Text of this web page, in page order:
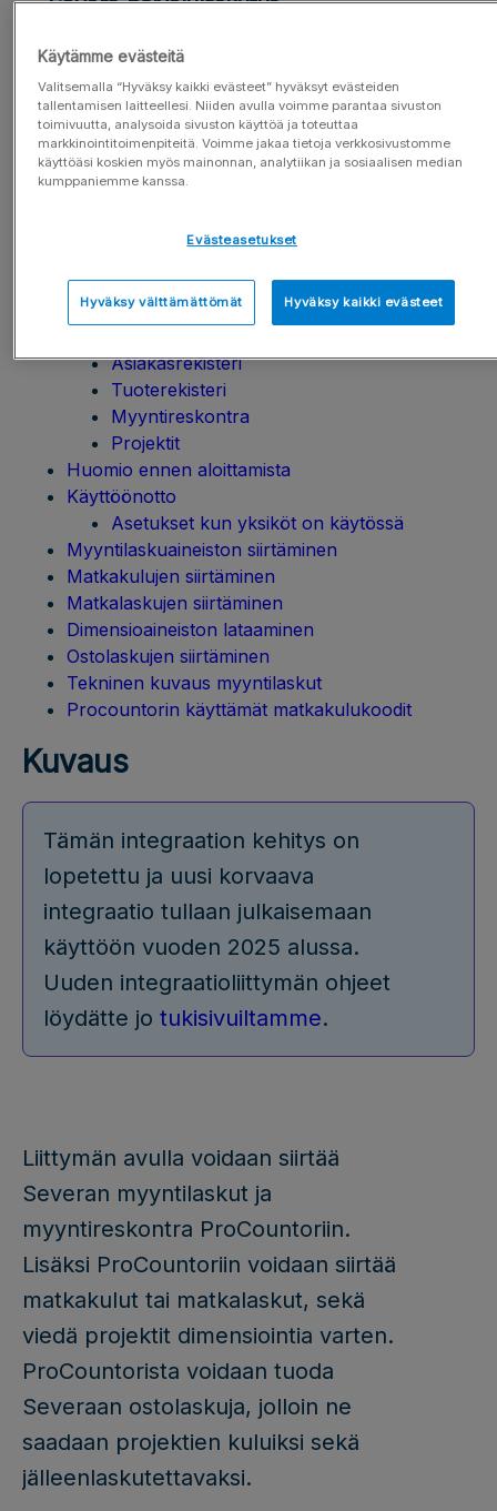
Procountor (vanha
liittymä)
Päivitetty 27.01.2026
Ohjeen sisältö
Asiakasrekisteri
Tuoterekisteri
Myyntireskontra
Projektit
Huomio ennen aloittamista
Käyttöönotto
Asetukset kun yksiköt on käytössä
Myyntilaskuaineiston siirtäminen
Matkakulujen siirtäminen
Matkalaskujen siirtäminen
Dimensioaineiston lataaminen
Ostolaskujen siirtäminen
Tekninen kuvaus myyntilaskut
Procountorin käyttämät matkakulukoodit
Kuvaus
Tämän integraation kehitys on
lopetettu ja uusi korvaava
integraatio tullaan julkaisemaan
käyttöön vuoden 2025 alussa.
Uuden integraatioliittymän ohjeet
löydätte jo tukisivuiltamme.
Liittymän avulla voidaan siirtää
Severan myyntilaskut ja
myyntireskontra ProCountoriin.
Lisäksi ProCountoriin voidaan siirtää
matkakulut tai matkalaskut, sekä
viedä projektit dimensiointia varten.
ProCountorista voidaan tuoda
Severaan ostolaskuja, jolloin ne
saadaan projektien kuluiksi sekä
jälleenlaskutettavaksi.
Käytämme evästeitä
Valitsemalla “Hyväksy kaikki evästeet” hyväksyt evästeiden
tallentamisen laitteellesi. Niiden avulla voimme parantaa sivuston
toimivuutta, analysoida sivuston käyttöä ja toteuttaa
markkinointitoimenpiteitä. Voimme jakaa tietoja verkkosivustomme
käyttöäsi koskien myös mainonnan, analytiikan ja sosiaalisen median
kumppaniemme kanssa.
Evästeasetukset
Hyväksy välttämättömät Hyväksy kaikki evästeet